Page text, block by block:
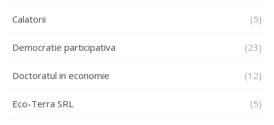
Calatorii (5)
Democratie participativa (23)
Doctoratul in economie (12)
Eco-Terra SRL (5)